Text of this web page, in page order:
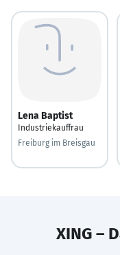
Lena Baptist
Industriekauffrau
Freiburg im Breisgau
XING –